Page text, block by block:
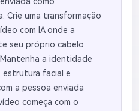
Crie uma transformação
com IA onde a
seu próprio cabelo
a identidade
estrutura facial e
a pessoa enviada
começa com o